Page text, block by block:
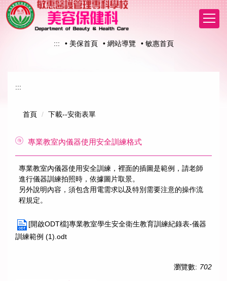
跳
到
主
::: • 美保首頁 • 網站導覽 • 敏惠首頁
:::
首頁 下載--安衛表單
專業教室內儀器使用安全訓練格式
專業教室內儀器使用安全訓練，裡面的插圖是範例，請老師
進行儀器訓練拍照時，依據圖片取景。
另外說明內容，須包含用電需求以及特別需要注意的操作流
程規定。
[開啟ODT檔]專業教室學生安全衛生教育訓練紀錄表-儀器
訓練範例 (1).odt
瀏覽數: 702